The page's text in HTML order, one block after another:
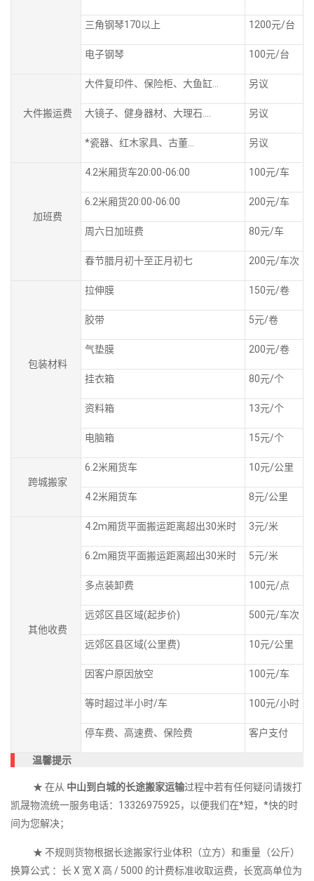
三角钢琴170以上 1200元/台
电子钢琴 100元/台
大件搬运费
大件复印件、保险柜、大鱼缸... 另议
大镜子、健身器材、大理石.... 另议
*瓷器、红木家具、古董... 另议
加班费
4.2米厢货车20:00-06:00 100元/车
6.2米厢货20:00-06:00 200元/车
周六日加班费 80元/车
春节腊月初十至正月初七 200元/车次
包装材料
拉伸膜 150元/卷
胶带 5元/卷
气垫膜 200元/卷
挂衣箱 80元/个
资料箱 13元/个
电脑箱 15元/个
跨城搬家
6.2米厢货车 10元/公里
4.2米厢货车 8元/公里
其他收费
4.2m厢货平面搬运距离超出30米时 3元/米
6.2m厢货平面搬运距离超出30米时 5元/米
多点装卸费 100元/点
远郊区县区域(起步价) 500元/车次
远郊区县区域(公里费) 10元/公里
因客户原因放空 100元/车
等时超过半小时/车 100元/小时
停车费、高速费、保险费 客户支付
温馨提示
★ 在从 中山到白城的长途搬家运输过程中若有任何疑问请拨打
凯晟物流统一服务电话：13326975925，以便我们在*短，*快的时
间为您解决；
★ 不规则货物根据长途搬家行业体积（立方）和重量（公斤）
换算公式 ：长 X 宽 X 高 / 5000 的计费标准收取运费，长宽高单位为